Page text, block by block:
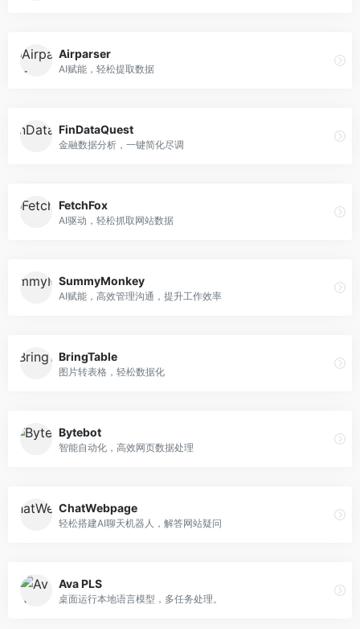
Airparser
AI赋能，轻松提取数据
FinDataQuest
金融数据分析，一键简化尽调
FetchFox
AI驱动，轻松抓取网站数据
SummyMonkey
AI赋能，高效管理沟通，提升工作效率
BringTable
图片转表格，轻松数据化
Bytebot
智能自动化，高效网页数据处理
ChatWebpage
轻松搭建AI聊天机器人，解答网站疑问
Ava PLS
桌面运行本地语言模型，多任务处理。